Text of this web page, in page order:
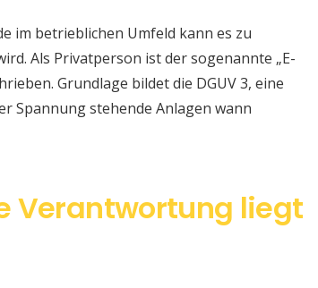
im betrieblichen Umfeld kann es zu
Als Privatperson ist der sogenannte „E-
Grundlage bildet die DGUV 3, eine
Spannung stehende Anlagen wann
Verantwortung liegt